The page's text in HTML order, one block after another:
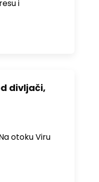
i
divljači,
otoku Viru